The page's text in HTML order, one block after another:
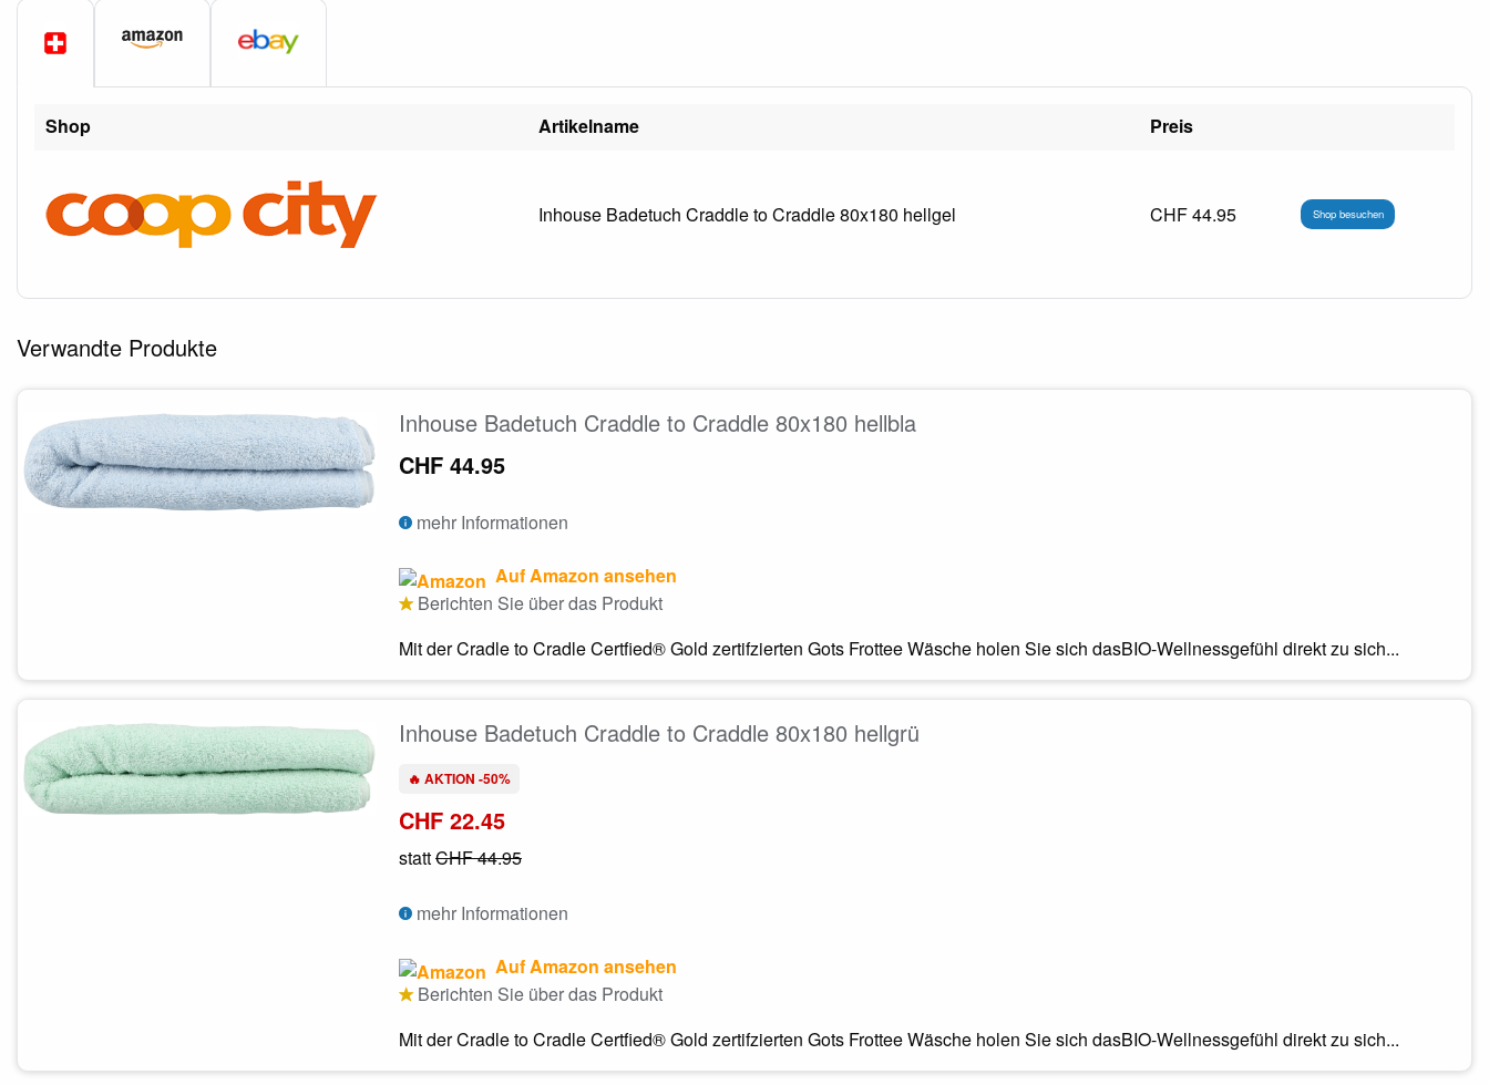
Shop Artikelname Preis
Inhouse Badetuch Craddle to Craddle 80x180 hellgel CHF 44.95 Shop besuchen
Verwandte Produkte
Inhouse Badetuch Craddle to Craddle 80x180 hellbla
CHF 44.95
mehr Informationen
Auf Amazon ansehen
Berichten Sie über das Produkt
Mit der Cradle to Cradle Certfied® Gold zertifzierten Gots Frottee Wäsche holen Sie sich dasBIO-Wellnessgefühl direkt zu sich...
Inhouse Badetuch Craddle to Craddle 80x180 hellgrü
🔥 AKTION -50%
CHF 22.45
stattCHF 44.95
mehr Informationen
Auf Amazon ansehen
Berichten Sie über das Produkt
Mit der Cradle to Cradle Certfied® Gold zertifzierten Gots Frottee Wäsche holen Sie sich dasBIO-Wellnessgefühl direkt zu sich...